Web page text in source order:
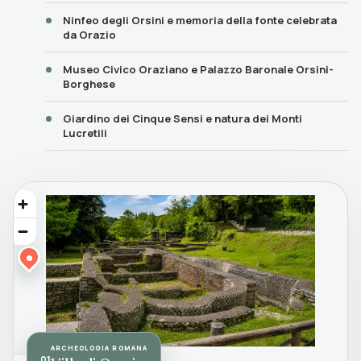
Ninfeo degli Orsini e memoria della fonte celebrata
da Orazio
Museo Civico Oraziano e Palazzo Baronale Orsini-
Borghese
Giardino dei Cinque Sensi e natura dei Monti
Lucretili
ARCHEOLOGIA ROMANA